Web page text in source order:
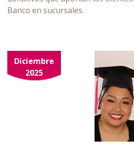
Banco en sucursales.
Diciembre
2025